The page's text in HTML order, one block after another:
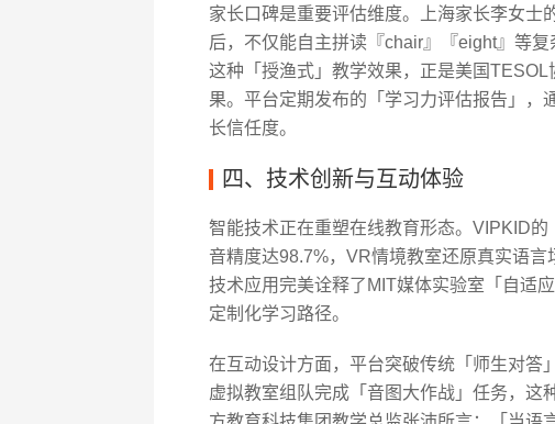
家长口碑是重要评估维度。上海家长李女士
后，不仅能自主拼读『chair』『eight』等
这种「授渔式」教学效果，正是美国
果。平台定期发布的「学习力评估报告」，
长信任度。
四、技术创新与互动体验
智能技术正在重塑在线教育形态。VIPKID
音精度达98.7%，VR情境教室还原真实语
技术应用完美诠释了MIT媒体实验室「自适
定制化学习路径。
在互动设计方面，平台突破传统「师生对答
虚拟教室组队完成「音图大作战」任务，这